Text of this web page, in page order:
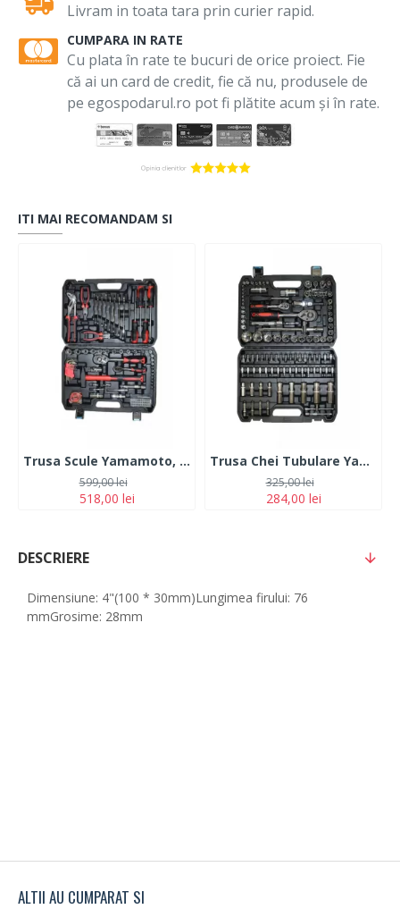
Livram in toata tara prin curier rapid.
CUMPARA IN RATE
Cu plata în rate te bucuri de orice proiect. Fie
că ai un card de credit, fie că nu, produsele de
pe egospodarul.ro pot fi plătite acum și în rate.
ITI MAI RECOMANDAM SI
Trusa Scule Yamamoto, 92 Piese
518,00 lei
599,00 lei
Trusa Chei Tubulare Yamamoto, 108 piese
284,00 lei
325,00 lei
DESCRIERE
Dimensiune: 4"(100 * 30mm)Lungimea firului: 76
mmGrosime: 28mm
ALTII AU CUMPARAT SI